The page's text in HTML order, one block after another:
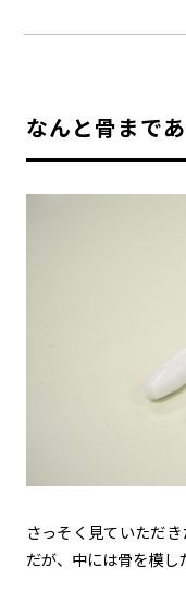
コーポレート
モノづくり 日本自動車工
なんと骨まで
さっそく見ていただ
だが、中には骨を模し